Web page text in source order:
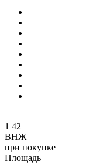
1 42
ВНЖ
при покупке
Площадь